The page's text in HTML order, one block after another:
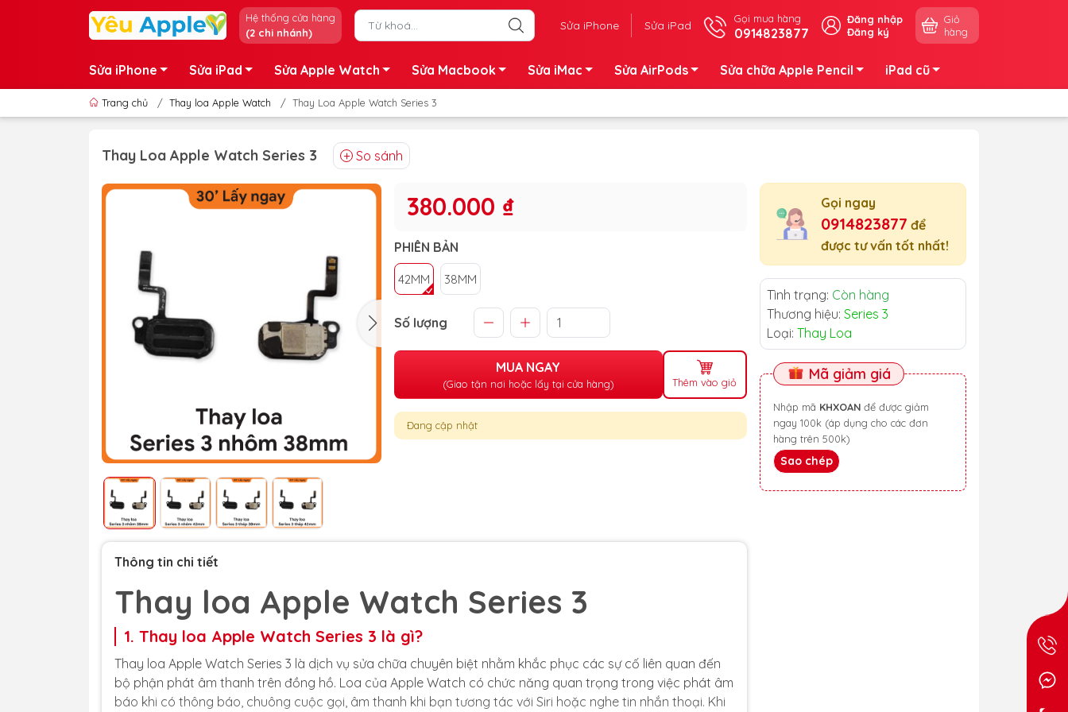
Hệ thống cửa hàng
(2 chi nhánh)
Sửa iPhone Sửa iPad Gọi mua hàng
0914823877
Đăng nhập
Đăng ký
Giỏ
hàng
Sửa iPhone Sửa iPad Sửa Apple Watch Sửa Macbook Sửa iMac Sửa AirPods Sửa chữa Apple Pencil iPad cũ
Trang chủ / Thay loa Apple Watch / Thay Loa Apple Watch Series 3
Thay Loa Apple Watch Series 3 So sánh
380.000 ₫
PHIÊN BẢN
42MM 38MM
Số lượng
MUA NGAY
(Giao tận nơi hoặc lấy tại cửa hàng) Thêm vào giỏ
Đang cập nhật
Gọi ngay
0914823877 để
được tư vấn tốt nhất!
Tình trạng: Còn hàng
Thương hiệu: Series 3
Loại: Thay Loa
Mã giảm giá
Nhập mã KHXOAN
ngay 100k (áp dụng cho các đơn
hàng trên 500k)
Sao chép
Thông tin chi tiết
Thay loa Apple Watch Series 3
1. Thay loa Apple Watch Series 3 là gì?
Thay loa Apple Watch Series 3 là dịch vụ sửa chữa chuyên biệt nhằm khắc phục các sự cố liên quan đến
bộ phận phát âm thanh trên đồng hồ. Loa của Apple Watch có chức năng quan trọng trong việc phát âm
báo khi có thông báo, chuông cuộc gọi, âm thanh khi bạn tương tác với Siri hoặc nghe tin nhắn thoại. Khi